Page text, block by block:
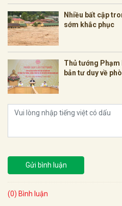
Nhiều bất cập
sớm khắc phục
Thủ tướng Phạm
bản tư duy về
Gửi bình luận
(0) Bình luận